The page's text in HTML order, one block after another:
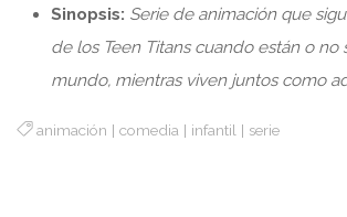
Sinopsis: Serie de animación que
de los Teen Titans cuando están o no
mundo, mientras viven juntos como
animación |comedia | infantil | serie